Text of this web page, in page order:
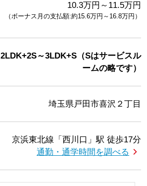
10.3万円 ～ 11.5万円
（ボーナス月の支払額:約15.6万円 ～ 16.8万円 ）
2LDK+2S～3LDK+S（Sはサービスル
ームの略です）
埼玉県戸田市喜沢２丁目
京浜東北線「西川口」駅 徒歩17分
通勤・通学時間を調べる